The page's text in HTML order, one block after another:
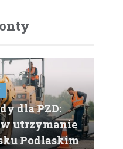
dla PZD:
utrzymanie
Podlaskim